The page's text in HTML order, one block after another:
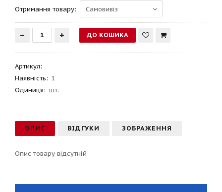
Отримання товару:
Артикул:
Наявність: 1
Одиниця: шт.
ОПИС ВІДГУКИ ЗОБРАЖЕННЯ
Опис товару відсутній